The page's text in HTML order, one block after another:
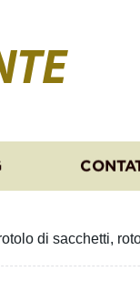
di sacchetti,